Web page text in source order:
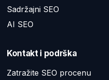
Sadržajni SEO
AI SEO
Kontakt i podrška
Zatražite SEO procenu